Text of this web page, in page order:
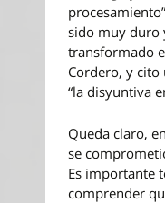
sido muy duro
transformado
Cordero, y cito
“la disyuntiva
Queda claro,
se
Es importante
comprender